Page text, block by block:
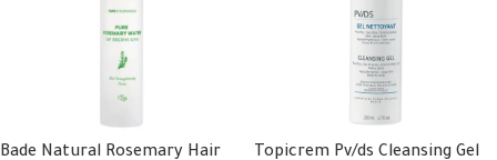
Bade Natural Rosemary Hair
Topicrem Pv/ds Cleansing Gel